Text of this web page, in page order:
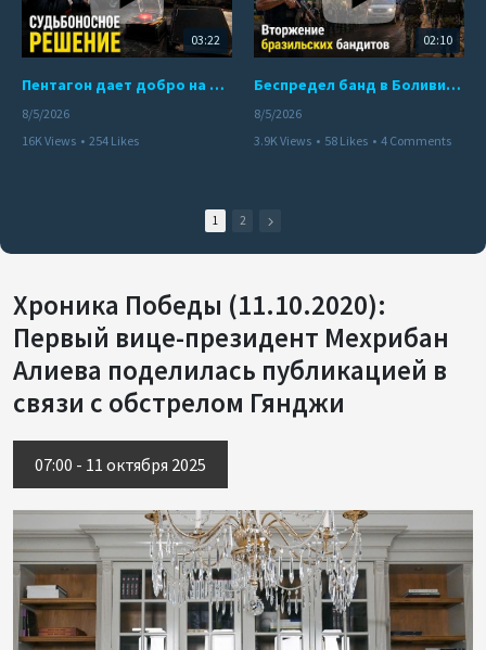
03:22
Пентагон дает добро на ядерный удар по противникам США
8/5/2026
16K Views • 254 Likes
02:10
Беспредел банд в Боливии. Расправы над наркоторговцами
8/5/2026
3.9K Views • 58 Likes • 4 Comments
1 2
Хроника Победы (11.10.2020):
Первый вице-президент Мехрибан
Алиева поделилась публикацией в
связи с обстрелом Гянджи
07:00 - 11 октября 2025